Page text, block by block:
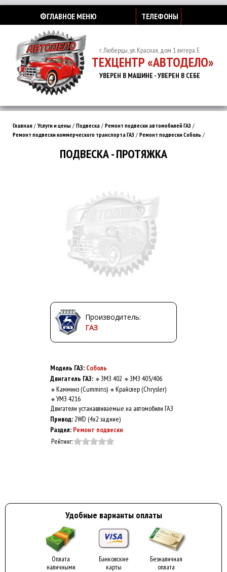
⚙️ГЛАВНОЕ МЕНЮ ТЕЛЕФОНЫ
г. Люберцы, ул. Красная, дом 1 литера Е
ТЕХЦЕНТР «АВТОДЕЛО»
УВЕРЕН В МАШИНЕ - УВЕРЕН В СЕБЕ
Главная / Услуги и цены / Подвеска / Ремонт подвески автомобилей ГАЗ /
Ремонт подвески коммерческого транспорта ГАЗ / Ремонт подвески Соболь /
ПОДВЕСКА - ПРОТЯЖКА
Производитель:
ГАЗ
Модель ГАЗ: Соболь
Двигатель ГАЗ: 🔹 ЗМЗ 402 🔹 ЗМЗ 405/406
🔹 Камминз (Cummins) 🔹 Крайслер (Chrysler)
🔹 УМЗ 4216
Двигатели устанавливаемые на автомобили ГАЗ
Привод:2WD (4x2 задние)
Раздел: Ремонт подвески
Рейтинг:
Удобные варианты оплаты
Оплата
наличными
Банковские
карты
Безналичная
оплата